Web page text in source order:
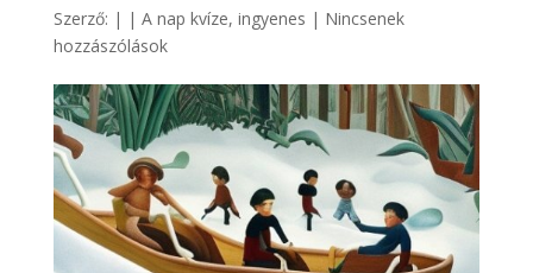
Szerző: | | A nap kvíze, ingyenes | Nincsenek
hozzászólások